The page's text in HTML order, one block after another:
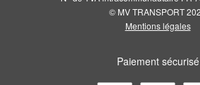
© MV TRANSPORT
Mentions légales
Paiement sécurisé